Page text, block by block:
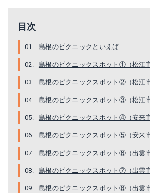
目次
島根のピクニックといえば
島根のピクニックスポット①（松江市
島根のピクニックスポット②（松江市
島根のピクニックスポット③（松江市
島根のピクニックスポット④（安来市
島根のピクニックスポット⑤（安来市
島根のピクニックスポット⑥（出雲市
島根のピクニックスポット⑦（出雲市
島根のピクニックスポット⑧（出雲市